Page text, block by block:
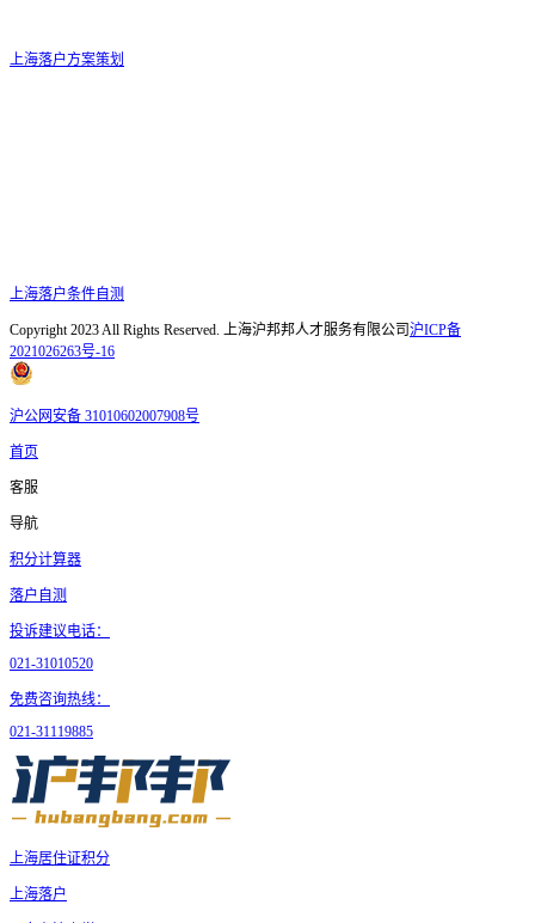
上海落户方案策划
上海落户条件自测
Copyright 2023 All Rights Reserved. 上海沪邦邦人才服务有限公司 沪ICP备
2021026263号-16
沪公网安备 31010602007908号
首页
客服
导航
积分计算器
落户自测
投诉建议电话：
021-31010520
免费咨询热线：
021-31119885
上海居住证积分
上海落户